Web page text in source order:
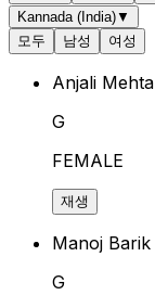
Kannada (India)▼
모두
남성 여성
Anjali Mehta
G
FEMALE
재생
Manoj Barik
G